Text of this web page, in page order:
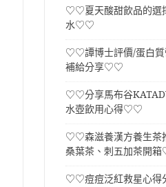
♡♡夏天酸甜飲品的選
水♡♡
♡♡譚博士評價/蛋白質
補給分享♡♡
♡♡分享馬布谷
水壺飲用心得♡♡
♡♡森滋養漢方養生茶
桑葉茶、刺五加茶開
♡♡痘痘泛紅救星心得